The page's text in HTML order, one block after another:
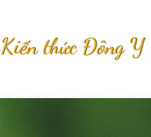
Kiến thức Đông Y